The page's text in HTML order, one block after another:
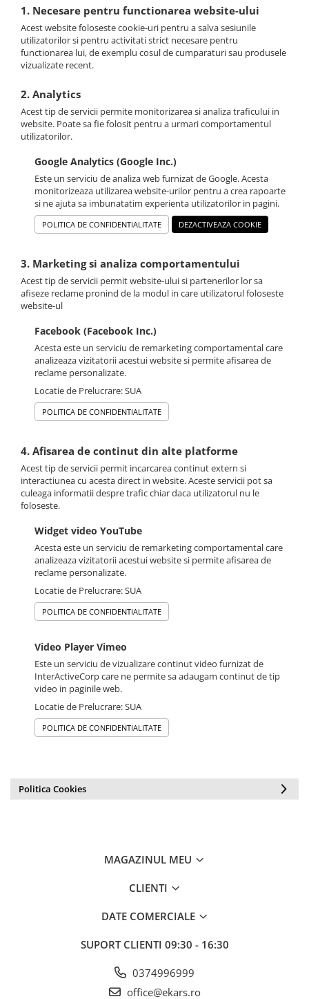
1. Necesare pentru functionarea website-ului
Acest website foloseste cookie-uri pentru a salva sesiunile
utilizatorilor si pentru activitati strict necesare pentru
functionarea lui, de exemplu cosul de cumparaturi sau produsele
vizualizate recent.
2. Analytics
Acest tip de servicii permite monitorizarea si analiza traficului in
website. Poate sa fie folosit pentru a urmari comportamentul
utilizatorilor.
Google Analytics (Google Inc.)
Este un serviciu de analiza web furnizat de Google. Acesta
monitorizeaza utilizarea website-urilor pentru a crea rapoarte
si ne ajuta sa imbunatatim experienta utilizatorilor in pagini.
POLITICA DE CONFIDENTIALITATE DEZACTIVEAZA COOKIE
3. Marketing si analiza comportamentului
Acest tip de servicii permit website-ului si partenerilor lor sa
afiseze reclame pronind de la modul in care utilizatorul foloseste
website-ul
Facebook (Facebook Inc.)
Acesta este un serviciu de remarketing comportamental care
analizeaza vizitatorii acestui website si permite afisarea de
reclame personalizate.
Locatie de Prelucrare: SUA
POLITICA DE CONFIDENTIALITATE
4. Afisarea de continut din alte platforme
Acest tip de servicii permit incarcarea continut extern si
interactiunea cu acesta direct in website. Aceste servicii pot sa
culeaga informatii despre trafic chiar daca utilizatorul nu le
foloseste.
Widget video YouTube
Acesta este un serviciu de remarketing comportamental care
analizeaza vizitatorii acestui website si permite afisarea de
reclame personalizate.
Locatie de Prelucrare: SUA
POLITICA DE CONFIDENTIALITATE
Video Player Vimeo
Este un serviciu de vizualizare continut video furnizat de
InterActiveCorp care ne permite sa adaugam continut de tip
video in paginile web.
Locatie de Prelucrare: SUA
POLITICA DE CONFIDENTIALITATE
Politica Cookies
MAGAZINUL MEU
CLIENTI
DATE COMERCIALE
SUPORT CLIENTI 09:30 - 16:30
0374996999
office@ekars.ro